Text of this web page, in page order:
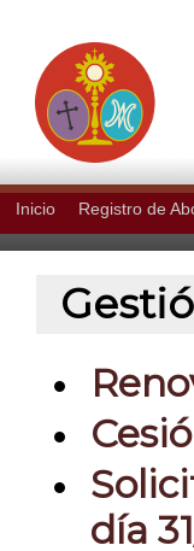
Inicio Registro de
día